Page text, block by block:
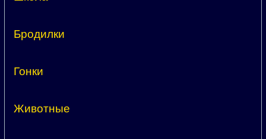
Бродилки
Гонки
Животные